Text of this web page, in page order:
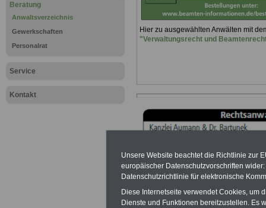
Beratung
Anwaltsverzeichnis
Gewerkschaften
Personalrat
Service
Kontakt
Hier zu ausgewählten Anwälten mit
"Verwaltungsrecht und
Unsere Website beachtet die Richtlinie zur
europäischer Datenschutzvorschriften
Datenschutzrichtlinie für elektronische
Diese Internetseite verwendet Cookies, um
Dienste und Funktionen bereitzustellen. Es